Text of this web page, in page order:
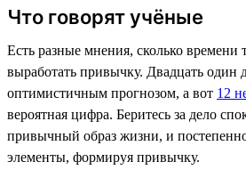
Что говорят учёные
Есть разные мнения, сколько времени
выработать привычку. Двадцать один
оптимистичным прогнозом, а вот 12
вероятная цифра. Беритесь за дело
привычный образ жизни, и
элементы, формируя привычку.